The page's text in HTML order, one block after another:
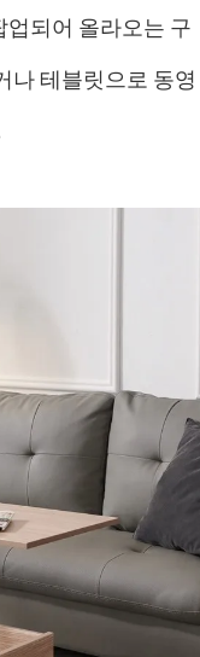
되어 올라오는 구
나 테블릿으로 동영